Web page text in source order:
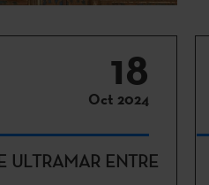
18
Oct 2024
ULTRAMAR ENTRE